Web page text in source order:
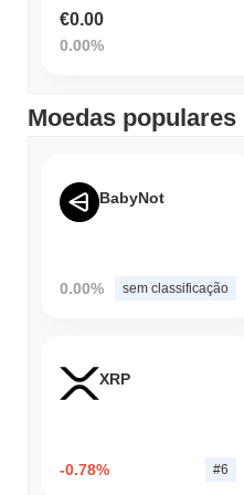
€0.00
0.00%
Moedas populares
BabyNot
0.00% sem classificação
XRP
-0.78% #6